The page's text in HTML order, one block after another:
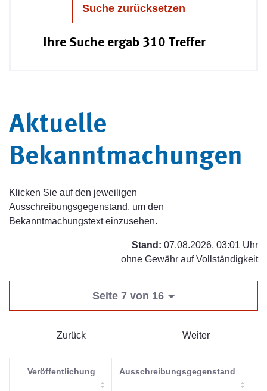
Suche zurücksetzen
Ihre Suche ergab 310 Treffer
Aktuelle
Bekanntmachungen
Klicken Sie auf den jeweiligen
Ausschreibungsgegenstand, um den
Bekanntmachungstext einzusehen.
Stand: 07.08.2026, 03:01 Uhr
ohne Gewähr auf Vollständigkeit
Seite 7 von 16
Zurück Weiter
Veröffentlichung Ausschreibungsgegenstand